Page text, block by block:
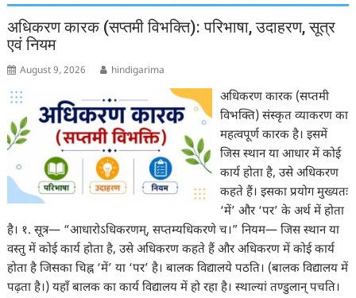
अधिकरण कारक (सप्तमी विभक्ति): परिभाषा, उदाहरण, सूत्र
एवं नियम
August 9, 2026 hindigarima
अधिकरण कारक (सप्तमी
विभक्ति) संस्कृत व्याकरण का
महत्वपूर्ण कारक है। इसमें
जिस स्थान या आधार में कोई
कार्य होता है, उसे अधिकरण
कहते हैं। इसका प्रयोग मुख्यतः
‘में’ और ‘पर’ के अर्थ में होता
है। १. सूत्र— “आधारोऽधिकरणम्, सप्तम्यधिकरणे च।” नियम— जिस स्थान या
वस्तु में कोई कार्य होता है, उसे अधिकरण कहते हैं और अधिकरण में कोई कार्य
होता है जिसका चिह्न ‘में’ या ‘पर’ है। बालक विद्यालये पठति। (बालक विद्यालय में
पढ़ता है।) यहाँ बालक का कार्य विद्यालय में हो रहा है। स्थाल्यां तण्डुलान् पचति।